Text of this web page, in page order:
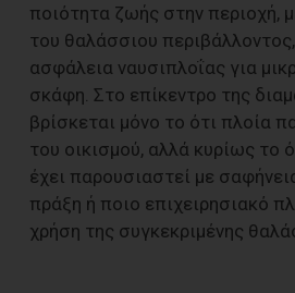
ποιότητα ζωής στην περιοχή,
του θαλάσσιου
ασφάλεια ναυσιπλοΐας για
σκάφη. Στο επίκεντρο της
βρίσκεται μόνο το ότι πλοία
του οικισμού, αλλά κυρίως το
έχει παρουσιαστεί με
πράξη ή ποιο επιχειρησιακό
χρήση της συγκεκριμένης